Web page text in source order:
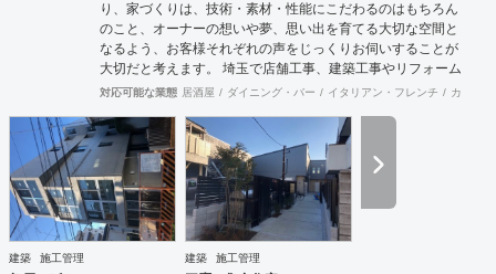
り、家づくりは、技術・素材・性能にこだわるのはもちろん
のこと、オーナーの想いや夢、思い出を育てる大切な空間と
なるよう、お客様それぞれの声をじっくりお伺いすることが
大切だと考えます。 埼玉で店舗工事、建築工事やリフォーム
をお考えの方はお気軽に私たちにご相談ください。
対応可能な業態 居酒屋 ダイニング・バー イタリアン・フレンチ カフェ
建築 施工管理 建築 施工管理